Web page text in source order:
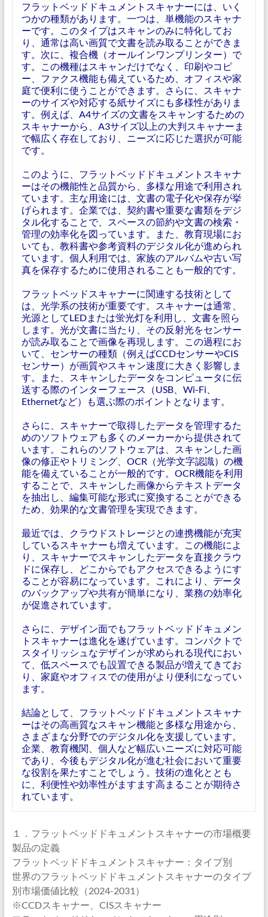
フラットベッドドキュメントスキャナーには、いく
つかの種類があります。一つは、単機能のスキャナ
ーです。このタイプはスキャンのみに特化してお
り、通常は高い画質で文書を読み取ることができま
す。次に、複合機（オールインワンプリンター）で
す。この機種はスキャンだけでなく、印刷やコピ
ー、ファクス機能も備えているため、オフィスや家
庭で便利に使うことができます。さらに、スキャナ
ーのサイズや対応する紙サイズにも多様性がありま
す。例えば、A4サイズの文書をスキャンするための
スキャナーから、A3サイズ以上の大判スキャナーま
で幅広く存在しており、ニーズに応じた選択が可能
です。
このように、フラットベッドドキュメントスキャナ
ーはその機能性と品質から、多様な用途で利用され
ています。主な用途には、文書の電子化や保存が挙
げられます。企業では、契約書や重要な書類をデジ
タル化することで、スペースの節約や文書の検索・
管理の効率化を図っています。また、教育現場にお
いても、教科書や参考資料のデジタル化が進められ
ています。個人利用では、家族のアルバムや古い写
真を保存するために使用されることも一般的です。
フラットベッドスキャナーに関連する技術として
は、光学系の技術が重要です。スキャナーは通常、
光源としてLEDまたは蛍光灯を利用し、文書を照ら
します。光が文書に当たり、その反射光をセンサー
が読み取ることで画像を再現します。この過程にお
いて、センサーの種類（例えばCCDセンサーやCIS
センサー）が画質やスキャン速度に大きく影響しま
す。また、スキャンしたデータをコンピュータに伝
送する際のインターフェース（USB、Wi-Fi、
Ethernetなど）も選ぶ際のポイントとなります。
さらに、スキャナーで取得したデータを管理するた
めのソフトウェアも多くのメーカーから提供されて
います。これらのソフトウェアは、スキャンした画
像の修正やトリミング、OCR（光学文字認識）の機
能を備えていることが一般的です。OCR機能を利用
することで、スキャンした画像からテキストデータ
を抽出し、編集可能な形式に変換することができる
ため、効果的な文書管理を実現できます。
最近では、クラウドストレージとの連携機能が充実
しているスキャナーも増えています。この機能によ
り、スキャナーでスキャンしたデータを直接クラウ
ドに保存し、どこからでもアクセスできるようにす
ることが容易になっています。これにより、データ
のバックアップや共有が簡単になり、業務の効率化
が促進されています。
さらに、デザイン面でもフラットベッドドキュメン
トスキャナーは進化を遂げています。コンパクトで
スタイリッシュなデザインが求められる現代におい
て、低スペースでも設置できる製品が増えてきてお
り、家庭やオフィスでの使用がより便利になってい
ます。
結論として、フラットベッドドキュメントスキャナ
ーはその高画質なスキャン機能と多様な用途から、
さまざまな分野でのデジタル化を支援しています。
企業、教育機関、個人など幅広いニーズに対応可能
であり、今後もデジタル化が進む社会において重要
な役割を果たすことでしょう。技術の進化ととも
に、利便性や効率性がますます高まることが期待さ
れています。
１．フラットベッドドキュメントスキャナーの市場概要
製品の定義
フラットベッドドキュメントスキャナー：タイプ別
世界のフラットベッドドキュメントスキャナーのタイプ
別市場価値比較（2024-2031）
※CCDスキャナー、CISスキャナー